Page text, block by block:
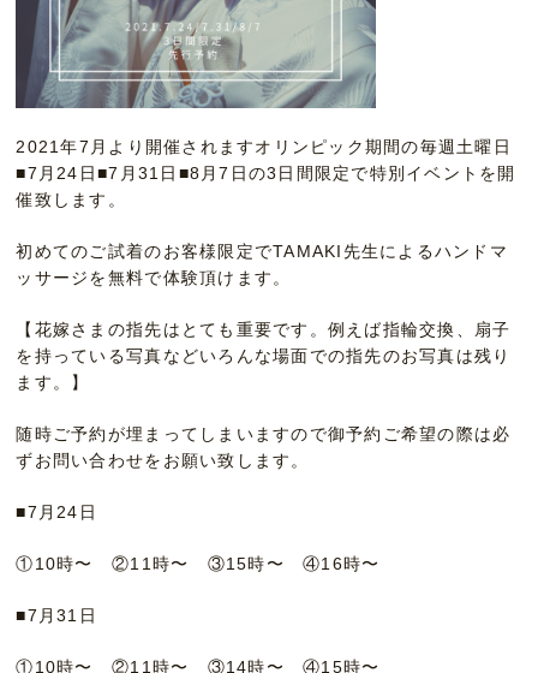
2021年7月より開催されますオリンピック期間の毎週土曜日
■7月24日■7月31日■8月7日の3日間限定で特別イベントを開
催致します。
初めてのご試着のお客様限定でTAMAKI先生によるハンドマ
ッサージを無料で体験頂けます。
【花嫁さまの指先はとても重要です。例えば指輪交換、扇子
を持っている写真などいろんな場面での指先のお写真は残り
ます。】
随時ご予約が埋まってしまいますので御予約ご希望の際は必
ずお問い合わせをお願い致します。
■7月24日
①10時〜 ②11時〜 ③15時〜 ④16時〜
■7月31日
①10時〜 ②11時〜 ③14時〜 ④15時〜